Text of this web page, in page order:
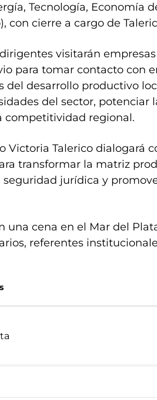
Tecnología, Economía
con cierre a cargo de
visitarán
para tomar contacto con
del desarrollo productivo
del sector, potenciar
competitividad regional.
Victoria Talerico dialogará
transformar la matriz
jurídica y
una cena en el Mar del
referentes